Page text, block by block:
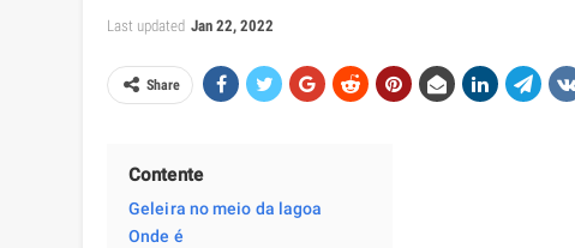
Last updated Jan 22, 2022
Share
Contente
Geleira no meio da lagoa
Onde é